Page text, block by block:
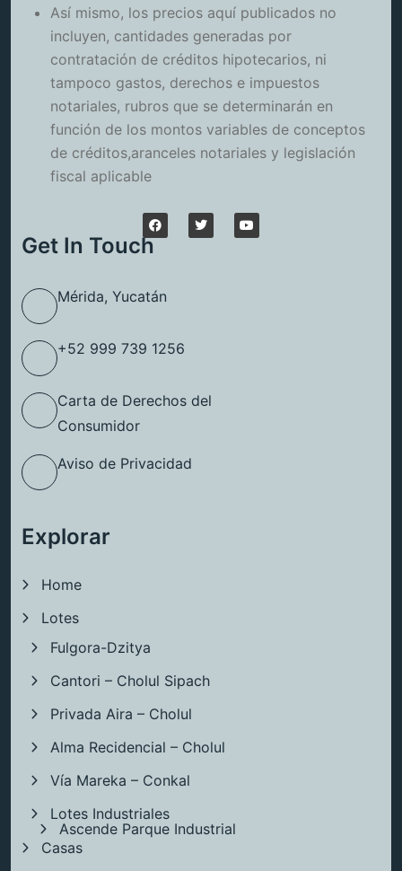
Así mismo, los precios aquí publicados no
incluyen, cantidades generadas por
contratación de créditos hipotecarios, ni
tampoco gastos, derechos e impuestos
notariales, rubros que se determinarán en
función de los montos variables de conceptos
de créditos,aranceles notariales y legislación
fiscal aplicable
Get In Touch
Mérida, Yucatán
+52 999 739 1256
Carta de Derechos del
Consumidor
Aviso de Privacidad
Explorar
Home
Lotes
Fulgora-Dzitya
Cantori – Cholul Sipach
Privada Aira – Cholul
Alma Recidencial – Cholul
Vía Mareka – Conkal
Lotes Industriales
Ascende Parque Industrial
Casas